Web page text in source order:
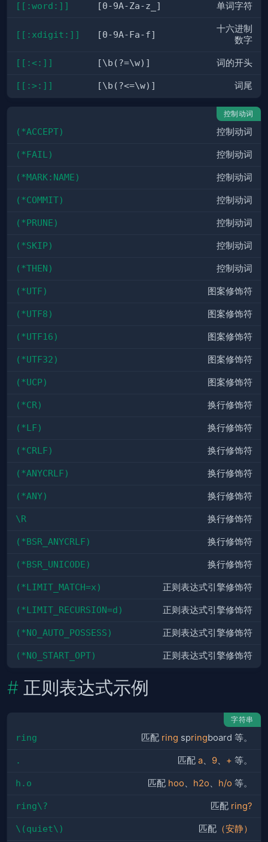
[[:word:]] [0-9A-Za-z_] 单词字符
[[:xdigit:]] [0-9A-Fa-f]
十六进制
数字
[[:<:]] [\b(?=\w)] 词的开头
[[:>:]] [\b(?<=\w)] 词尾
控制动词
(*ACCEPT) 控制动词
(*FAIL) 控制动词
(*MARK:NAME) 控制动词
(*COMMIT) 控制动词
(*PRUNE) 控制动词
(*SKIP) 控制动词
(*THEN) 控制动词
(*UTF) 图案修饰符
(*UTF8) 图案修饰符
(*UTF16) 图案修饰符
(*UTF32) 图案修饰符
(*UCP) 图案修饰符
(*CR) 换行修饰符
(*LF) 换行修饰符
(*CRLF) 换行修饰符
(*ANYCRLF) 换行修饰符
(*ANY) 换行修饰符
\R 换行修饰符
(*BSR_ANYCRLF) 换行修饰符
(*BSR_UNICODE) 换行修饰符
(*LIMIT_MATCH=x) 正则表达式引擎修饰符
(*LIMIT_RECURSION=d) 正则表达式引擎修饰符
(*NO_AUTO_POSSESS) 正则表达式引擎修饰符
(*NO_START_OPT) 正则表达式引擎修饰符
正则表达式示例
字符串
ring 匹配 ring springboard 等。
. 匹配 a、 9、 + 等。
h.o 匹配 hoo、 h2o、 h/o 等。
ring\? 匹配 ring?
\(quiet\) 匹配 （安静）